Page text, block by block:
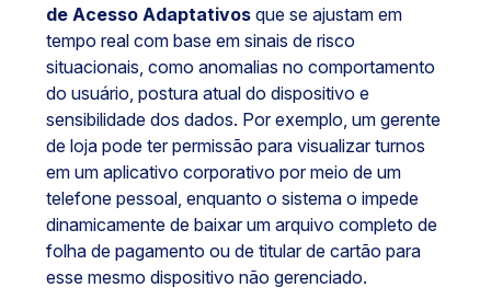
de Acesso Adaptativos que se ajustam em
tempo real com base em sinais de risco
situacionais, como anomalias no comportamento
do usuário, postura atual do dispositivo e
sensibilidade dos dados. Por exemplo, um gerente
de loja pode ter permissão para visualizar turnos
em um aplicativo corporativo por meio de um
telefone pessoal, enquanto o sistema o impede
dinamicamente de baixar um arquivo completo de
folha de pagamento ou de titular de cartão para
esse mesmo dispositivo não gerenciado.